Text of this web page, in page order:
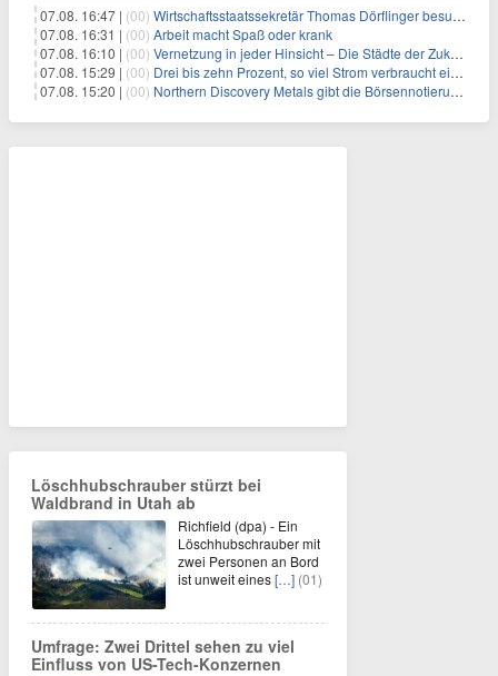
07.08. 16:47 | (00) Wirtschaftsstaatssekretär Thomas Dörflinger besucht Handwerksbetrieb im Kammerbezirk Freiburg
07.08. 16:31 | (00) Arbeit macht Spaß oder krank
07.08. 16:10 | (00) Vernetzung in jeder Hinsicht – Die Städte der Zukunft sind grün-blau
07.08. 15:29 | (00) Drei bis zehn Prozent, so viel Strom verbraucht ein Aufzug im Gebäude
07.08. 15:20 | (00) Northern Discovery Metals gibt die Börsennotierung an der Frankfurter Wertpapierbörse bekannt
Löschhubschrauber stürzt bei
Waldbrand in Utah ab
Richfield (dpa) - Ein
Löschhubschrauber mit
zwei Personen an Bord
ist unweit eines[…] (01)
Umfrage: Zwei Drittel sehen zu viel
Einfluss von US-Tech-Konzernen